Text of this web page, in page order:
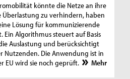
könnte die Netze an ihre
Überlastung zu verhindern, haben
Lösung für kommunizierende
Ein Algorithmus steuert auf Basis
Auslastung und berücksichtigt
Nutzenden. Die Anwendung ist in
EU wird sie noch geprüft.
Mehr